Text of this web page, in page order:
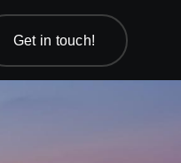
Get in touch!
Get in touch!